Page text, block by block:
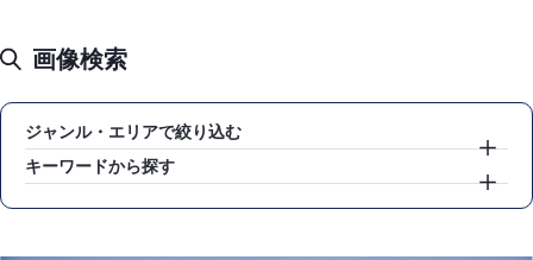
画像検索
ジャンル・エリアで絞り込む
キーワードから探す